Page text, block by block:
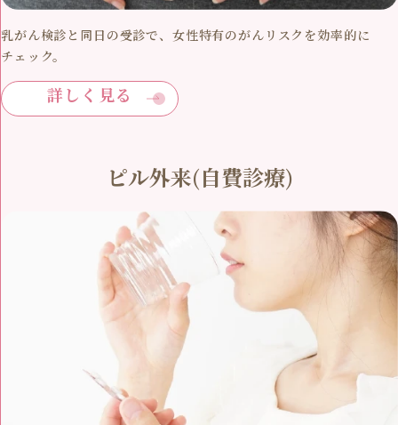
乳がん検診と同日の受診で、女性特有のがんリスクを効率的に
チェック。
詳しく見る
ピル外来(自費診療)